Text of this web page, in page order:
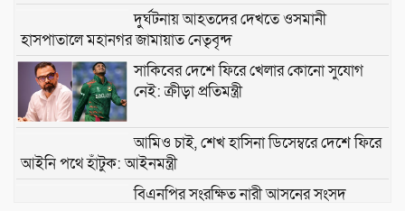
দুর্ঘটনায় আহতদের দেখতে ওসমানী
হাসপাতালে মহানগর জামায়াত নেতৃবৃন্দ
সাকিবের দেশে ফিরে খেলার কোনো সুযোগ
নেই: ক্রীড়া প্রতিমন্ত্রী
আমিও চাই, শেখ হাসিনা ডিসেম্বরে দেশে ফিরে
আইনি পথে হাঁটুক: আইনমন্ত্রী
বিএনপির সংরক্ষিত নারী আসনের সংসদ